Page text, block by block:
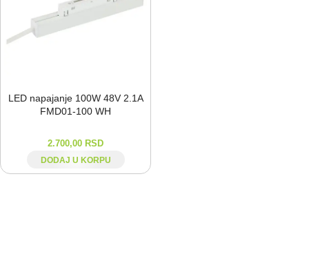
LED napajanje 100W 48V 2.1A
FMD01-⁠100 WH
2.700,00 RSD
DODAJ U KORPU